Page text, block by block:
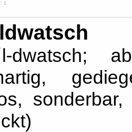
1
dwatsch;